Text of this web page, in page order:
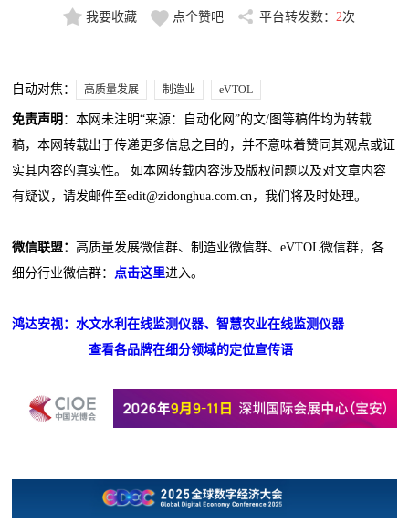
我要收藏 点个赞吧 平台转发数： 2次
自动对焦： 高质量发展 制造业 eVTOL
免责声明 ：本网未注明“来源：自动化网”的文/图等稿件均为转载
稿，本网转载出于传递更多信息之目的，并不意味着赞同其观点或证
实其内容的真实性。 如本网转载内容涉及版权问题以及对文章内容
有疑议，请发邮件至edit@zidonghua.com.cn，我们将及时处理。
微信联盟： 高质量发展微信群、制造业微信群、eVTOL微信群，各
细分行业微信群： 点击这里进入。
鸿达安视：水文水利在线监测仪器、智慧农业在线监测仪器
查看各品牌在细分领域的定位宣传语